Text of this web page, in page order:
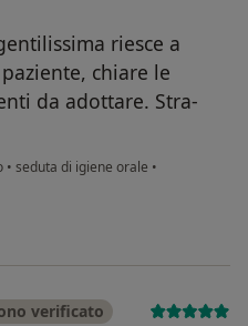
riesce a
chiare le
da adottare. Stra-
• seduta di igiene orale •
Dora
verificato